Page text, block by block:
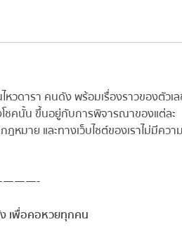
วดารา คนดัง พร้อมเรื่องราวของตัวเลข
ชคนั้น ขึ้นอยู่กับการพิจารณาของแต่ละ
มาย และทางเว็บไซต์ของเราไม่มีความ
เพื่อคอหวยทุกคน